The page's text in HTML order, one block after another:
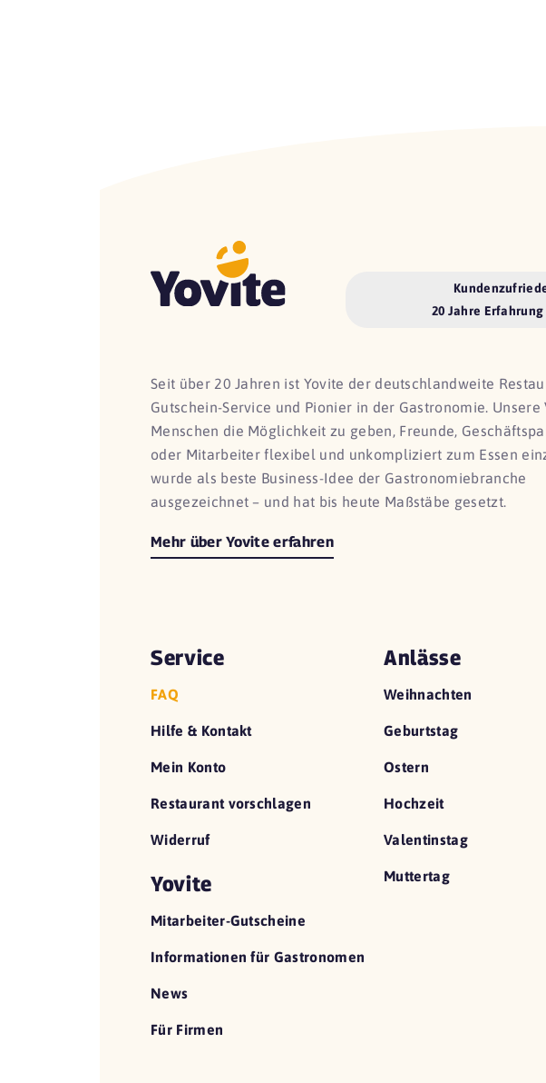
20 Jahre Erfahrung
Seit über 20 Jahren ist Yovite der deutschlandweite
Gutschein-Service und Pionier in der Gastronomie. Unsere
Menschen die Möglichkeit zu geben, Freunde,
oder Mitarbeiter flexibel und unkompliziert zum Essen
wurde als beste Business-Idee der Gastronomiebranche
ausgezeichnet – und hat bis heute Maßstäbe gesetzt.
Mehr über Yovite erfahren
Service
FAQ
Hilfe & Kontakt
Mein Konto
Restaurant vorschlagen
Widerruf
Yovite
Mitarbeiter-Gutscheine
Informationen für Gastronomen
News
Für Firmen
Anlässe
Weihnachten
Geburtstag
Ostern
Hochzeit
Valentinstag
Muttertag